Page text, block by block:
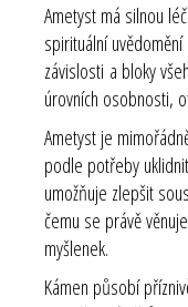
Ametyst má silnou
spirituální
závislosti a bloky
úrovních osobnosti,
Ametyst je
podle potřeby
umožňuje zlepšit
čemu se právě
myšlenek.
Kámen působí